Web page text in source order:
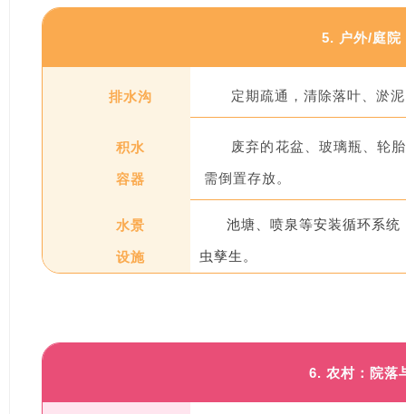
5. 户外/庭院
排水沟 定期疏通，清除落叶、淤
积水
容器
废弃的花盆、玻璃瓶、轮
需倒置存放。
水景
设施
池塘、喷泉等安装循环系
虫孳生。
6. 农村：院落